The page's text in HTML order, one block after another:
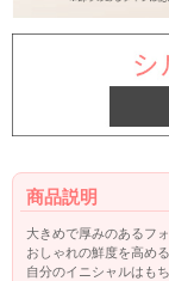
商品説明
大きめで厚みのあるフ
おしゃれの鮮度を高め
自分のイニシャルはも